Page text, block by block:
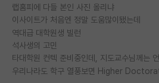
랩홈피에 다들 본인 사진 올리냐
이사이트가 처음엔 정말 도움많이됐는데
역대급 대학원생 빌런
석사생의 고민